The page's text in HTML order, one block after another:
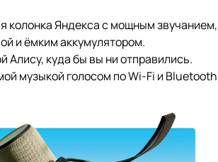
колонка Яндекса с мощным звучанием,
и ёмким аккумулятором.
Алису, куда бы вы ни отправились.
музыкой голосом по Wi-Fi и Bluetooth